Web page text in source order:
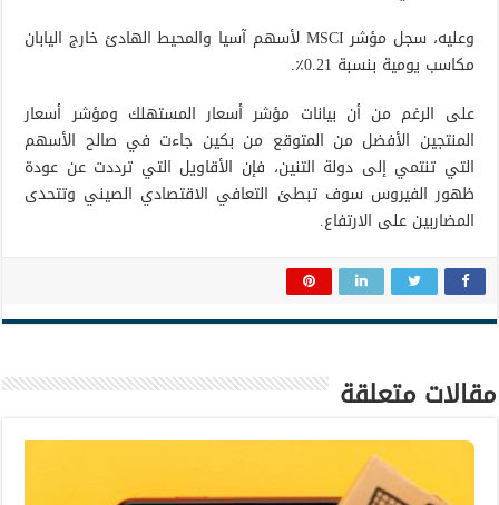
وعليه، سجل مؤشر MSCI لأسهم آسيا والمحيط الهادئ خارج اليابان
مكاسب يومية بنسبة 0.21٪.
على الرغم من أن بيانات مؤشر أسعار المستهلك ومؤشر أسعار
المنتجين الأفضل من المتوقع من بكين جاءت في صالح الأسهم
التي تنتمي إلى دولة التنين، فإن الأقاويل التي ترددت عن عودة
ظهور الفيروس سوف تبطئ التعافي الاقتصادي الصيني وتتحدى
المضاربين على الارتفاع.
مقالات متعلقة